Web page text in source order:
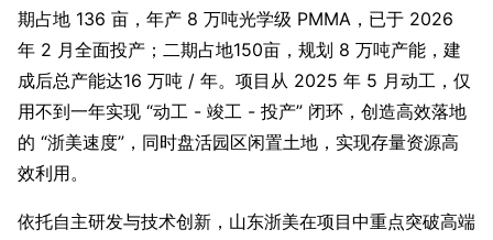
期占地 136 亩，年产 8 万吨光学级 PMMA，已于 2026
年 2 月全面投产；二期占地150亩，规划 8 万吨产能，建
成后总产能达16 万吨 / 年。项目从 2025 年 5 月动工，仅
用不到一年实现 “动工 - 竣工 - 投产” 闭环，创造高效落地
的 “浙美速度”，同时盘活园区闲置土地，实现存量资源高
效利用。
依托自主研发与技术创新，山东浙美在项目中重点突破高端